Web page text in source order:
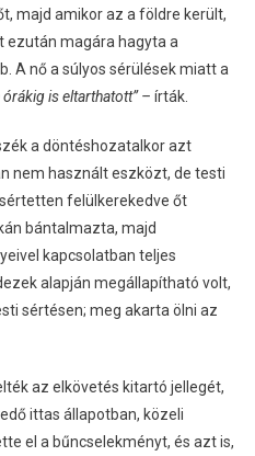
majd amikor az a földre került,
ezután magára hagyta a
A nő a súlyos sérülések miatt a
órákig is eltarthatott” – írták.
a döntéshozatalkor azt
nem használt eszközt, de testi
felülkerekedve őt
bántalmazta, majd
kapcsolatban teljes
alapján megállapítható volt,
sértésen; meg akarta ölni az
az elkövetés kitartó jellegét,
ittas állapotban, közeli
el a bűncselekményt, és azt is,